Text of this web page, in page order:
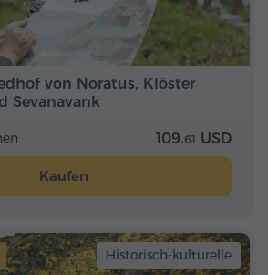
von Noratus, Klöster
Sevanavank
109.61 USD
Kaufen
Historisch-kulturelle